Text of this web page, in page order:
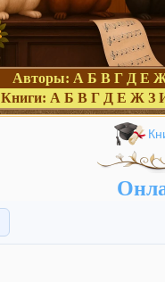
Авторы: А Б В Г Д Е
Книги: А Б В Г Д Е Ж З